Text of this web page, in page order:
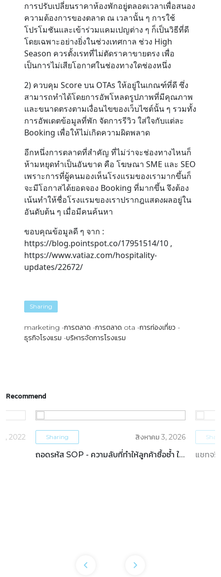
การปรับเปลี่ยนราคาห้องพักอยู่ตลอดเวลาเพื่อสนอง
ความต้องการของตลาด ณ เวลานั้น ๆ การใช้
โปรโมชันและเข้าร่วมแคมเปญต่าง ๆ ก็เป็นวิธีที่ดี
โดยเฉพาะอย่างยิ่งในช่วงเทศกาล ช่วง High
Season ควรตั้งเรทที่ไม่ตัดราคาขายตรง เพื่อ
เป็นการไม่เสียโอกาศในช่องทางใดช่องหนึ่ง
2) ควบคุม Score บน OTAs ให้อยู่ในเกณฑ์ที่ดี ซึ่ง
สามารถทำได้โดยการอัพโหลดรูปภาพที่มีคุณภาพ
และขนาดตรงตามเงื่อนไขของเว็บไซต์นั้น ๆ รวมทั้ง
การอัพเดตข้อมูลที่พัก จัดการรีวิว ใส่ใจกับแต่ละ
Booking เพื่อให้ไม่เกิดความผิดพลาด
อีกหนึ่งการตลาดที่สำคัญ ที่ไม่ว่าจะช่องทางไหนก็
ห้ามหยุดทำเป็นอันขาด คือ โฆษณา SME และ SEO
เพราะการที่ผู้คนมองเห็นโรงแรมของเรามากขึ้นก็
จะมีโอกาสได้ยอดจอง Booking ที่มากขึ้น จึงต้อง
เน้นทำให้ชื่อโรงแรมของเราปรากฎแสดงผลอยู่ใน
อันดับต้น ๆ เมื่อมีคนค้นหา
ขอบคุณข้อมูลดี ๆ จาก :
https://blog.pointspot.co/17951514/10 ,
https://www.vatiaz.com/hospitality-
updates/22672/
Sharing
marketing การตลาด การตลาด ota การท่องเที่ยว
ธุรกิจโรงแรม บริหารจัดการโรงแรม
Recommend
2022 Sharing สิงหาคม 3, 2026
ถอดรหัส SOP - ความลับที่ทำให้ลูกค้าซื้อซ้ำ ใน
แชทจริ